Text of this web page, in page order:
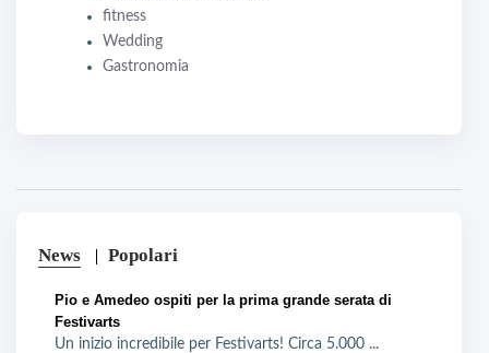
fitness
Wedding
Gastronomia
News Popolari
Pio e Amedeo ospiti per la prima grande serata di
Festivarts
Un inizio incredibile per Festivarts! Circa 5.000 ...